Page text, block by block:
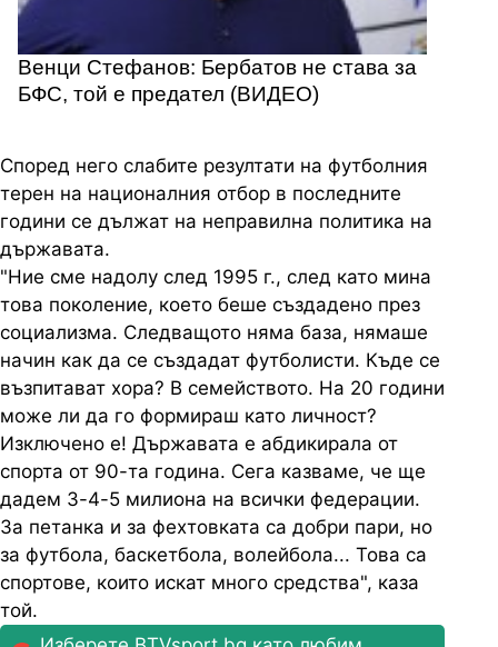
Венци Стефанов: Бербатов не става за
БФС, той е предател (ВИДЕО)
Според него слабите резултати на футболния
терен на националния отбор в последните
години се дължат на неправилна политика на
държавата.
"Ние сме надолу след 1995 г., след като мина
това поколение, което беше създадено през
социализма. Следващото няма база, нямаше
начин как да се създадат футболисти. Къде се
възпитават хора? В семейството. На 20 години
може ли да го формираш като личност?
Изключено е! Държавата е абдикирала от
спорта от 90-та година. Сега казваме, че ще
дадем 3-4-5 милиона на всички федерации.
За петанка и за фехтовката са добри пари, но
за футбола, баскетбола, волейбола... Това са
спортове, които искат много средства", каза
той.